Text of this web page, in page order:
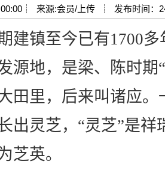
来源:会员/上传 ┊ 发布时间：
建镇至今已有1700
源地，是梁、陈时期
田里，后来叫诸应
出灵芝，“灵芝”是
芝英。